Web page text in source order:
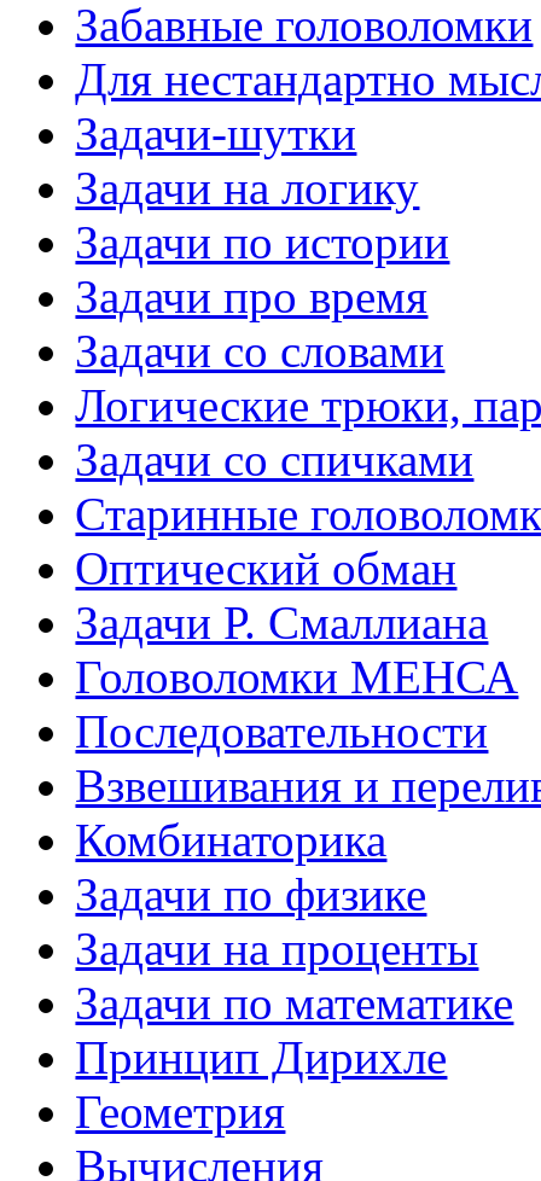
Забавные головоломки
Для нестандартно
Задачи-шутки
Задачи на логику
Задачи по истории
Задачи про время
Задачи со словами
Логические трюки,
Задачи со спичками
Старинные
Оптический обман
Задачи Р. Смаллиана
Головоломки МЕНСА
Последовательности
Взвешивания и
Комбинаторика
Задачи по физике
Задачи на проценты
Задачи по математике
Принцип Дирихле
Геометрия
Вычисления